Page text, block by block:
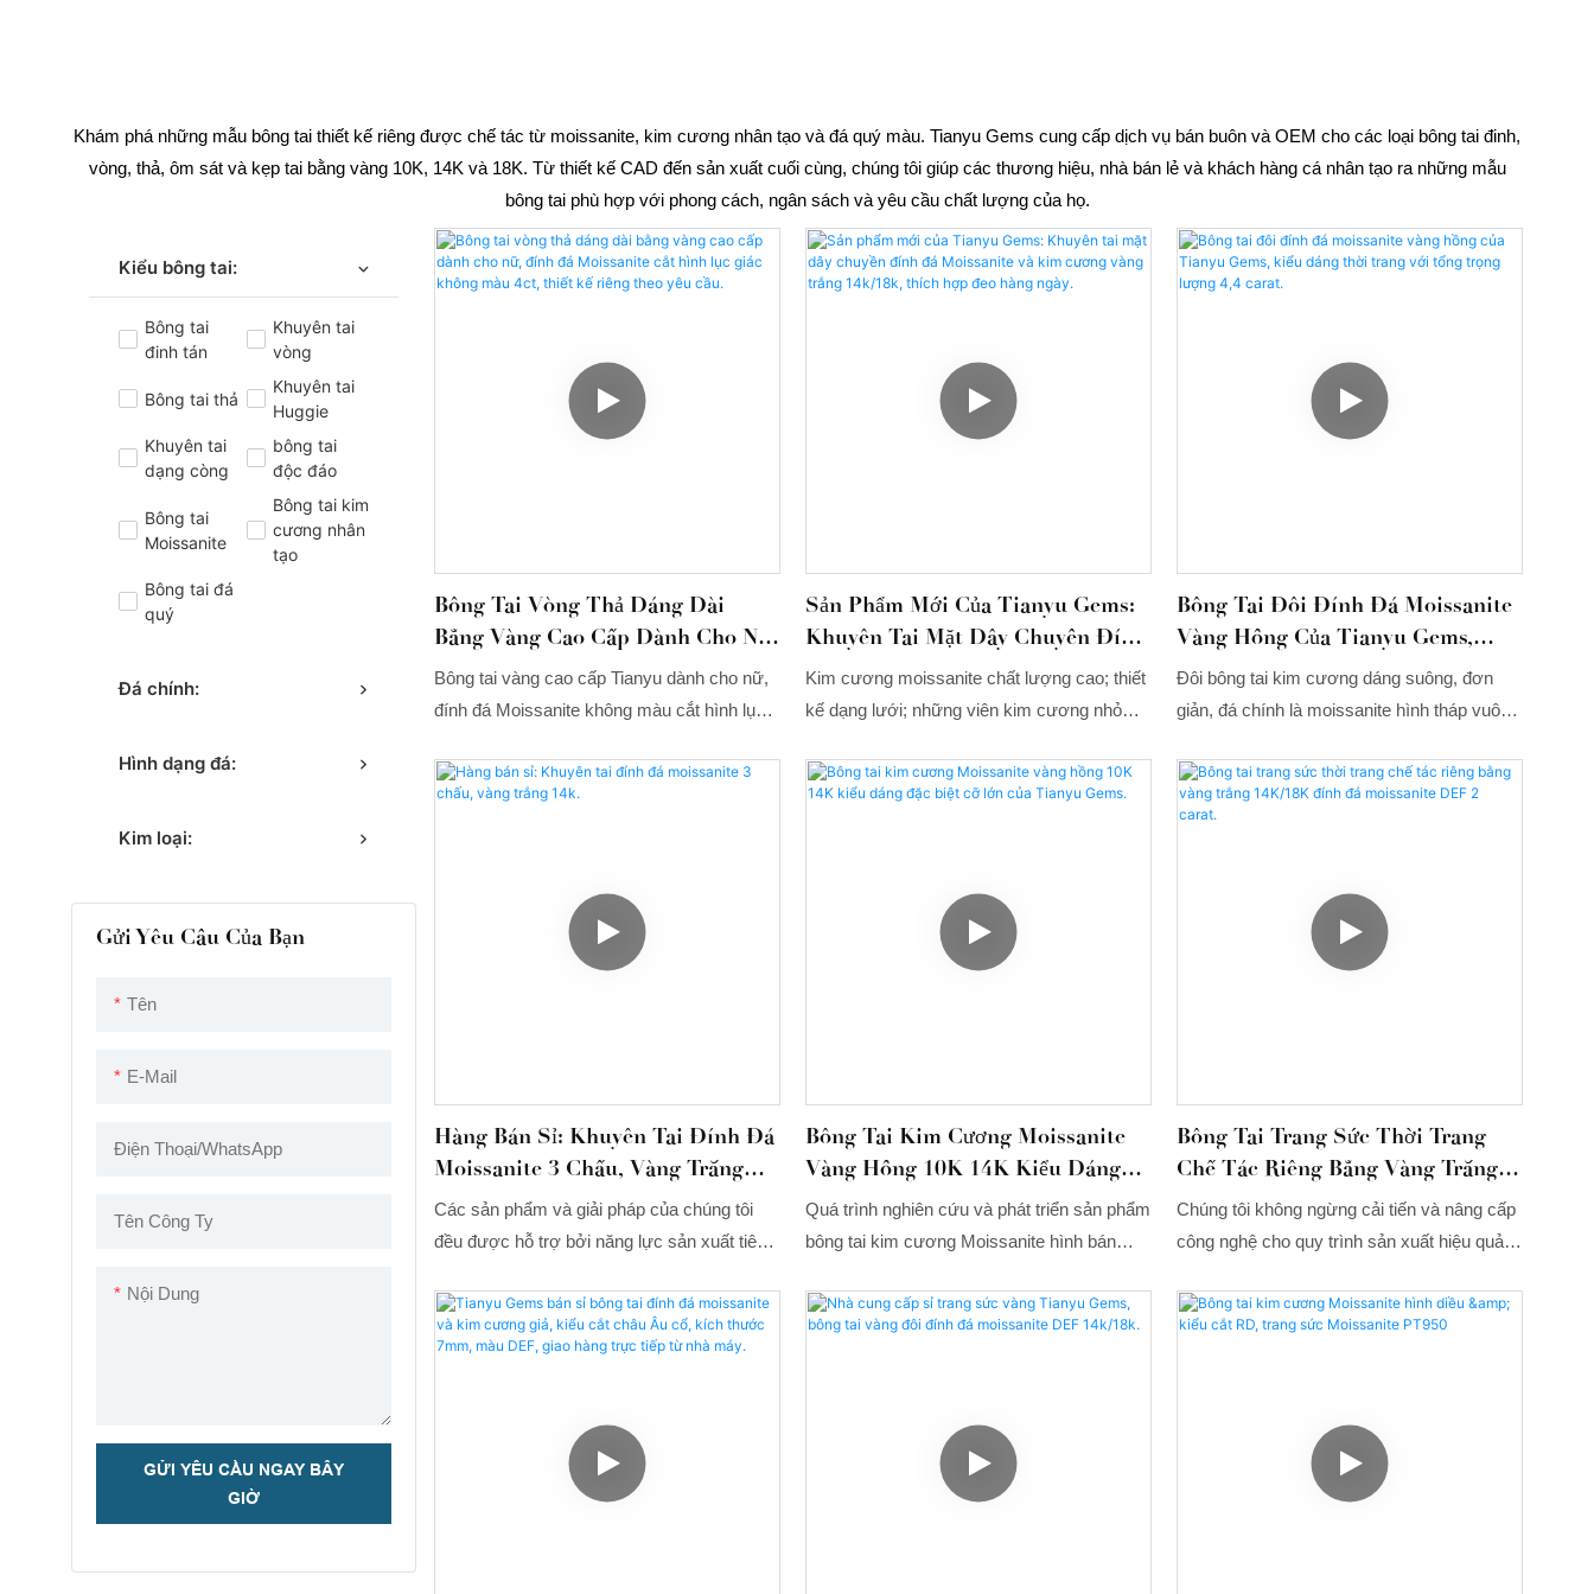
Khám phá những mẫu bông tai thiết kế riêng được chế tác từ moissanite, kim cương nhân tạo và đá quý màu. Tianyu Gems cung cấp dịch vụ bán buôn và OEM cho các loại bông tai đinh,
vòng, thả, ôm sát và kẹp tai bằng vàng 10K, 14K và 18K. Từ thiết kế CAD đến sản xuất cuối cùng, chúng tôi giúp các thương hiệu, nhà bán lẻ và khách hàng cá nhân tạo ra những mẫu
bông tai phù hợp với phong cách, ngân sách và yêu cầu chất lượng của họ.
Kiểu bông tai:
Bông tai
đinh tán
Khuyên tai
vòng
Bông tai thả
Khuyên tai
Huggie
Khuyên tai
dạng còng
bông tai
độc đáo
Bông tai
Moissanite
Bông tai kim
cương nhân
tạo
Bông tai đá
quý
Đá chính:
Hình dạng đá:
Kim loại:
Gửi Yêu Cầu Của Bạn
Tên
E-Mail
Điện Thoại/WhatsApp
Tên Công Ty
Nội Dung
GỬI YÊU CẦU NGAY BÂY
GIỜ
Bông Tai Vòng Thả Dáng Dài
Bằng Vàng Cao Cấp Dành Cho Nữ,
Đính Đá Moissanite Cắt Hình Lục
Giác Không Màu 4ct, Thiết Kế
Bông tai vàng cao cấp Tianyu dành cho nữ,
đính đá Moissanite không màu cắt hình lục
các công ty mở rộng thị trường mới, thiết
lập và củng cố rào cản sinh thái, từ đó duy
hợp của những cải tiến đột phá. Công nghệ
được ứng dụng để đáp ứng tốt hơn nhu cầu
Sản Phẩm Mới Của Tianyu Gems:
Khuyên Tai Mặt Dây Chuyền Đính
Đá Moissanite Và Kim Cương
Vàng Trắng 14k/18k, Thích Hợp
Kim cương moissanite chất lượng cao; thiết
kế dạng lưới; những viên kim cương nhỏ
tạo cảm giác nhẹ nhàng và nhiều lớp hơn.
Bông Tai Đôi Đính Đá Moissanite
Vàng Hồng Của Tianyu Gems,
Kiểu Dáng Thời Trang Với Tổng
Trọng Lượng 4,4 Carat.
Đôi bông tai kim cương dáng suông, đơn
giản, đá chính là moissanite hình tháp vuông
nhỏ điểm xuyết tạo cảm giác nhẹ nhàng,
nhiều lớp hơn.
Hàng Bán Sỉ: Khuyên Tai Đính Đá
Moissanite 3 Chấu, Vàng Trắng
14k.
Các sản phẩm và giải pháp của chúng tôi
đều được hỗ trợ bởi năng lực sản xuất tiên
chúng tôi đã sản xuất thành công bông tai
đính đá moissanite 3 chấu giá rẻ, trọng
dụng rộng rãi trong nhiều lĩnh vực, bao gồm
Bông Tai Kim Cương Moissanite
Vàng Hồng 10K 14K Kiểu Dáng
Đặc Biệt Cỡ Lớn Của Tianyu
Gems.
Quá trình nghiên cứu và phát triển sản phẩm
bông tai kim cương Moissanite hình bán
Gems, làm bằng vàng hồng 10K và 14K,
tích cực tiếp thu công nghệ sản xuất tiên tiến
cũng được cung cấp để đáp ứng các yêu
cầu cụ thể của khách hàng.
Bông Tai Trang Sức Thời Trang
Chế Tác Riêng Bằng Vàng Trắng
14K/18K Đính Đá Moissanite DEF
2 Carat.
Chúng tôi không ngừng cải tiến và nâng cấp
công nghệ cho quy trình sản xuất hiệu quả
là bông tai kim cương moissanite DEF 2
carat bằng vàng trắng 14K/18K được chế
Được sử dụng rộng rãi trong nhiều lĩnh vực,
sản phẩm có giá trị và xứng đáng với khoản